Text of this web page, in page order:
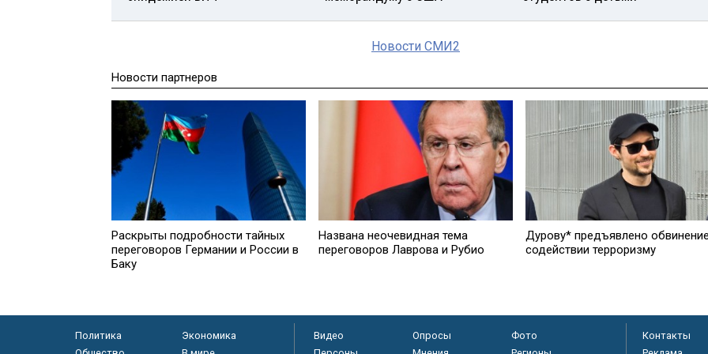
Новости СМИ2
Новости партнеров
Раскрыты подробности тайных
переговоров Германии и России в
Баку
Названа неочевидная тема
переговоров Лаврова и Рубио
Дурову* предъявлено
содействии терроризму
Политика
Экономика
Видео Опросы
Фото
Контакты